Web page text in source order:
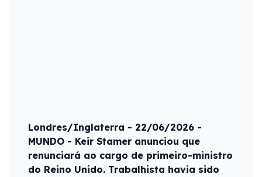
Londres/Inglaterra - 22/06/2026 -
MUNDO - Keir Stamer anunciou que
renunciará ao cargo de primeiro-ministro
do Reino Unido. Trabalhista havia sido